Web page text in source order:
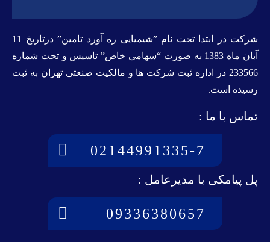
شرکت در ابتدا تحت نام ”شیمیایی ره آورد تامين” درتاريخ 11
آبان ماه 1383 به صورت “سهامی خاص” تاسيس و تحت شماره
233566 در اداره ثبت شرکت ها و مالکيت صنعتی تهران به ثبت
رسيده است.
تماس با ما :
02144991335-7
پل پیامکی با مدیرعامل :
09336380657